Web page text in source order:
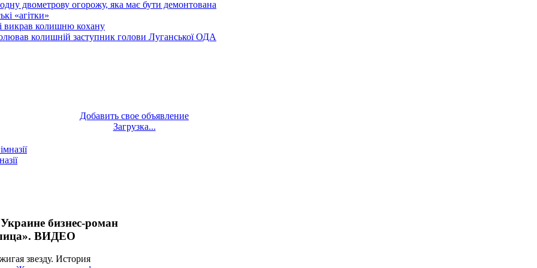
двометрову огорожу, яка має бути демонтована
«агітки»
викрав колишню кохану
колишній заступник голови Луганської ОДА
Добавить свое объявление
Загрузка...
бизнес-роман
лица». ВИДЕО
звезду. История